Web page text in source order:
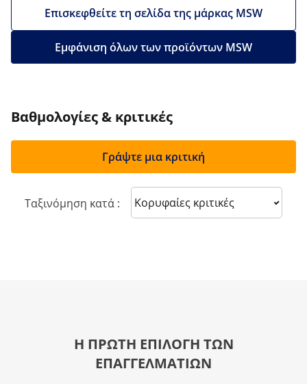
Επισκεφθείτε τη σελίδα της μάρκας MSW
Εμφάνιση όλων των προϊόντων MSW
Βαθμολογίες & κριτικές
Γράψτε μια κριτική
Ταξινόμηση κατά : Sort reviews
Η ΠΡΩΤΗ ΕΠΙΛΟΓΗ ΤΩΝ
ΕΠΑΓΓΕΛΜΑΤΙΩΝ